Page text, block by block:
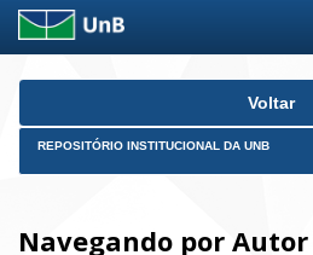
Skip
Voltar
REPOSITÓRIO INSTITUCIONAL DA UNB
Navegando por